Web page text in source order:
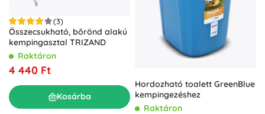
(3)
Összecsukható, bőrönd alakú
kempingasztal TRIZAND
Raktáron
4 440 Ft
Kosárba
Hordozható toalett GreenBlue
kempingezéshez
Raktáron